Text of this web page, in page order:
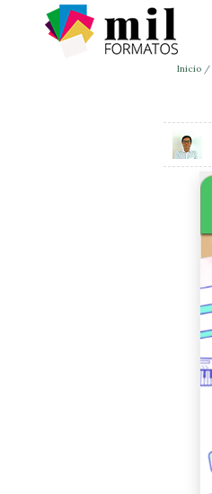
Inicio